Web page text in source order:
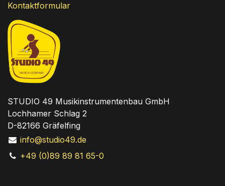
Kontaktformular
STUDIO 49 Musikinstrumentenbau GmbH
Lochhamer Schlag 2
D-82166 Gräfelfing
info@studio49.de
+49 (0)89 89 81 65-0